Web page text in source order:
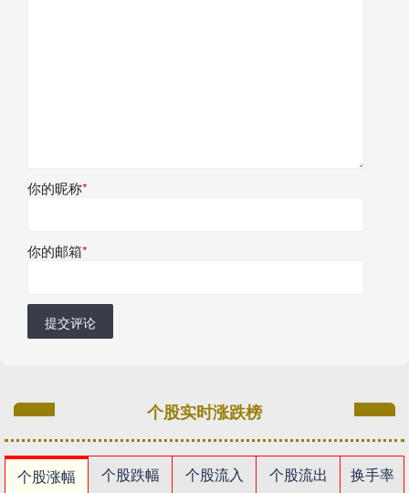
你的昵称*
你的邮箱*
提交评论
个股实时涨跌榜
个股涨幅 个股跌幅 个股流入 个股流出
换手率